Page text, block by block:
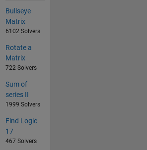
Bullseye
Matrix
6102 Solvers
Rotate a
Matrix
722 Solvers
Sum of
series II
1999 Solvers
Find Logic
17
467 Solvers